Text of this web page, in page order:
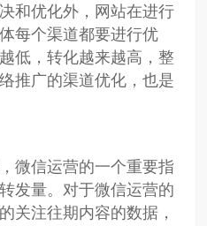
和优化外，网站在进行
每个渠道都要进行优
低，转化越来越高，整
推广的渠道优化，也是
微信运营的一个重要指
发量。对于微信运营的
关注往期内容的数据，